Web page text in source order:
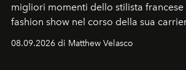
migliori momenti dello stilista francese
fashion show nel corso della sua
08.09.2026 di Matthew Velasco